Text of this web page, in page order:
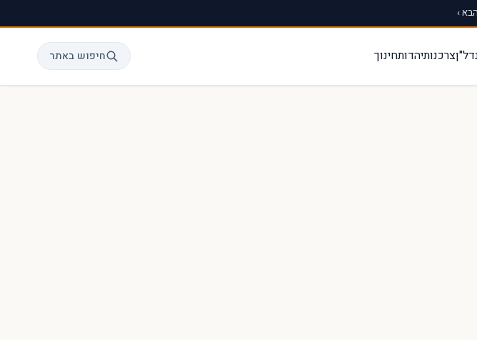
›
צרכנותיהדותחינוך חיפוש באתר